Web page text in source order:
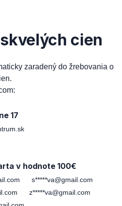
cien
zaradený do žrebovania o
17
v hodnote 100€
s*****va@gmail.com
z*****va@gmail.com